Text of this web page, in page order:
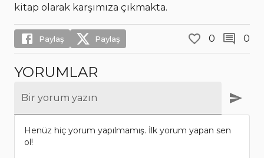
kitap olarak karşımıza çıkmakta.
Paylaş Paylaş 0 0
YORUMLAR
Bir yorum yazın
Henüz hiç yorum yapılmamış. İlk yorum yapan sen
ol!